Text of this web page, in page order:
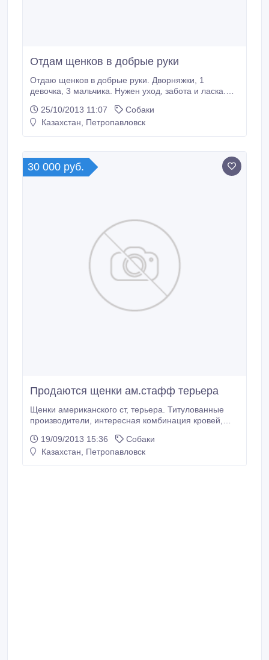
Отдам щенков в добрые руки
Отдаю щенков в добрые руки. Дворняжки, 1
девочка, 3 мальчика. Нужен уход, забота и ласка.
25/10/2013 11:07
Собаки
Казахстан, Петропавловск
30 000 руб.
Продаются щенки ам.стафф терьера
Щенки американского ст, терьера. Титулованные
производители, интересная комбинация кровей,
отличная родословная, щенки с шоу перспективой,
консультации и помощь в выращивании.На момент
19/09/2013 15:36
Собаки
Казахстан, Петропавловск